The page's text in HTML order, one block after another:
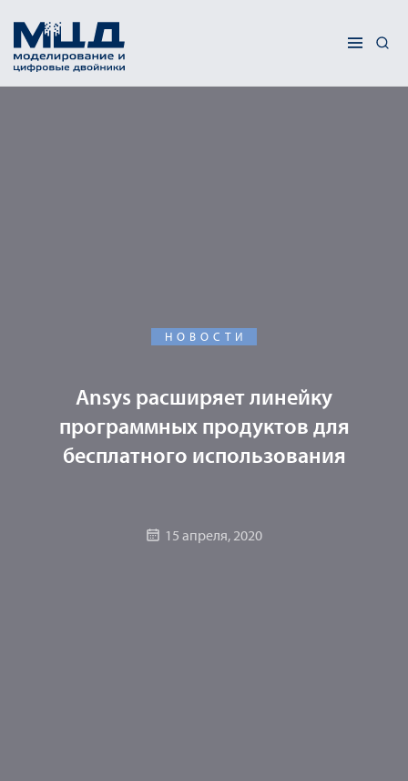
НОВОСТИ
Ansys расширяет линейку
программных продуктов для
бесплатного использования
15 апреля, 2020